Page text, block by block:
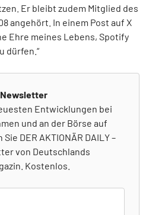
Er bleibt zudem Mitglied des
angehört. In einem Post auf X
Ehre meines Lebens, Spotify
dürfen.“
Newsletter
Entwicklungen bei
und an der Börse auf
DER AKTIONÄR DAILY –
von Deutschlands
Kostenlos.